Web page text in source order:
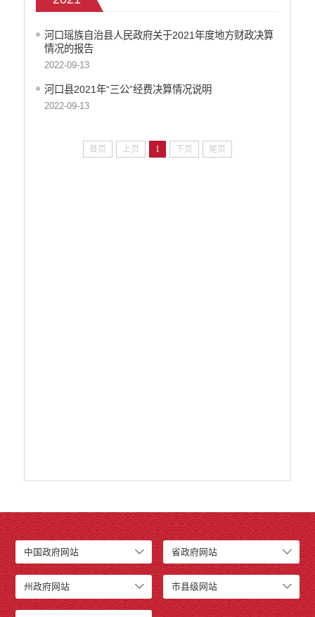
政府和社会资本合作（PPP）
预算绩效管理
专题专栏
审计结果公告信息公开
住房保障信息公开
云南省公共资源交易中心
价格和收费信息公开
减税降费信息公开
财政资金直达基层
维稳就业
乡村振兴
养老服务
生态环境
河口瑶族自治县人民政府关于2021年度地方财政决算
情况的报告
2022-09-13
河口县2021年“三公”经费决算情况说明
2022-09-13
首页 上页 1 下页 尾页
中国政府网站 省政府网站
州政府网站 市县级网站